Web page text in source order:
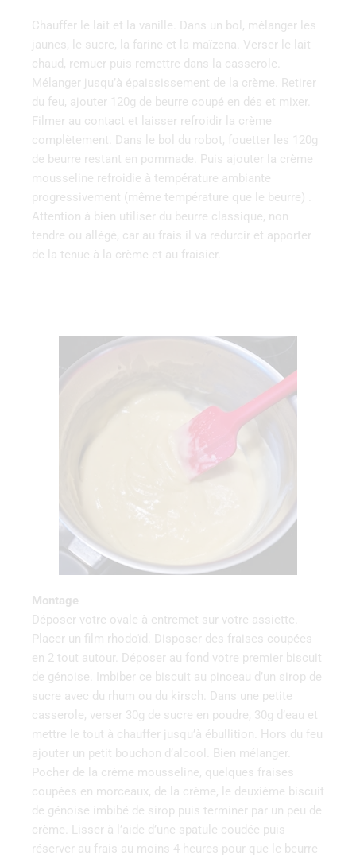
Chauffer‌ ‌le‌ ‌lait‌ ‌et‌ ‌la‌ ‌vanille.‌ ‌Dans‌ ‌un‌ ‌bol,‌ ‌mélanger ‌les‌
‌jaunes,‌ ‌le‌ ‌sucre,‌ ‌la‌ ‌farine‌ ‌et‌ ‌la‌ ‌maïzena.‌ ‌Verser ‌le‌ ‌lait‌
‌chaud,‌ ‌remuer ‌puis‌ ‌remettre‌ ‌dans‌ ‌la‌ ‌casserole.‌
‌Mélanger ‌jusqu’à‌ ‌épaississement‌ ‌de‌ ‌la‌ ‌crème.‌ ‌Retirer‌
‌du‌ ‌feu,‌ ‌ajouter‌ ‌120g‌ ‌de‌ ‌beurre‌ ‌coupé‌ ‌en‌ ‌dés‌ ‌et‌ ‌mixer.‌
‌Filmer‌ au contact et‌ ‌laisser‌ ‌refroidir‌ ‌la‌ ‌crème
complètement.‌ ‌Dans‌ ‌le‌ ‌bol‌ ‌du‌ ‌robot,‌ ‌fouetter ‌les‌ ‌120g‌
‌de‌ ‌beurre‌ ‌restant‌ ‌en‌ ‌pommade.‌ ‌Puis‌ ‌ajouter ‌la‌ ‌crème‌
‌mousseline‌ ‌refroidie‌ ‌à‌ ‌température‌ ‌ambiante
progressivement (même température que le beurre) .
Attention à bien utiliser du beurre classique, non
tendre ou allégé, car au frais il va redurcir et apporter
de la tenue à la crème et au fraisier.
Montage‌
Déposer ‌votre ovale à entremet sur‌ ‌votre‌ ‌assiette.‌
‌Placer‌ ‌un‌ ‌film‌ ‌rhodoïd.‌ ‌Disposer‌ ‌des‌ ‌fraises‌ ‌coupées‌
‌en‌ ‌2‌ ‌tout‌ ‌autour.‌ ‌Déposer‌ ‌au‌ ‌fond‌ ‌votre premier biscuit‌
‌de‌ ‌génoise.‌ ‌Imbiber‌ ‌ce biscuit au pinceau d’un‌ ‌sirop‌ ‌de‌
‌sucre‌ ‌avec‌ ‌du‌ ‌rhum‌ ‌ou‌ ‌du‌ ‌kirsch.‌ Dans une petite
casserole, verser 30g de sucre en poudre, 30g d’eau et
mettre le tout à chauffer jusqu’à ébullition. Hors du feu
ajouter un petit bouchon d’alcool. Bien mélanger.
‌Pocher‌ ‌de‌ ‌la‌ ‌crème‌ ‌mousseline,‌ ‌quelques‌ ‌fraises‌
‌coupées‌ ‌en‌ ‌morceaux,‌ ‌de‌ ‌la‌ ‌crème,‌ ‌le‌ ‌deuxième‌ ‌biscuit‌
‌de‌ ‌génoise‌ ‌imbibé‌ ‌de‌ ‌sirop‌ ‌puis‌ ‌terminer‌ ‌par‌ ‌un‌ ‌peu‌ ‌de‌
‌crème.‌ ‌Lisser ‌à l’aide d’une spatule coudée puis‌
‌réserver ‌au‌ ‌frais au moins 4 heures pour que le beurre